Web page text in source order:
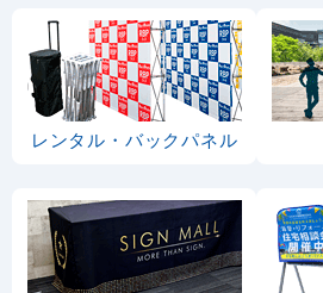
レンタル・バックパネル